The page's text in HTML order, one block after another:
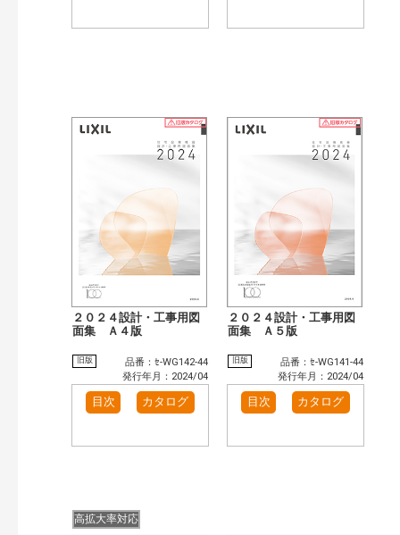
２０２４設計・工事用図
面集 Ａ４版
旧版
品番：ｾ-WG142-44
発行年月：2024/04
目次 カタログ
２０２４設計・工事用図
面集 Ａ５版
旧版
品番：ｾ-WG141-44
発行年月：2024/04
目次 カタログ
高拡大率対応